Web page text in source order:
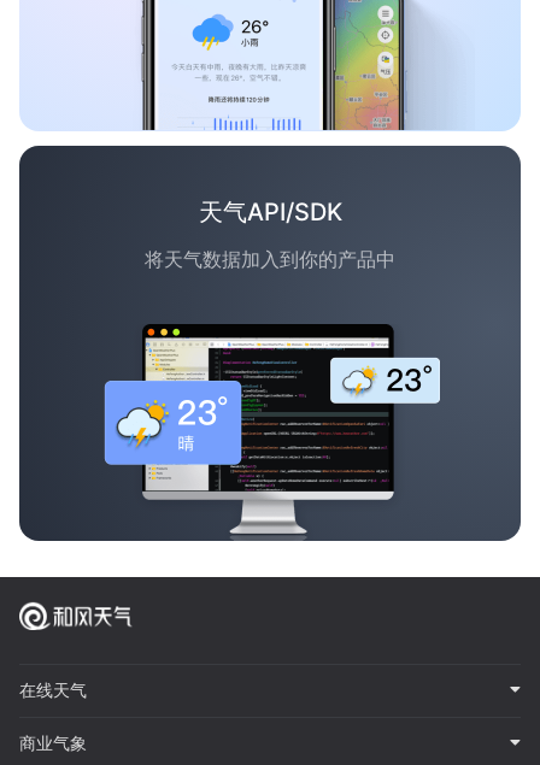
天气API/SDK
将天气数据加入到你的产品中
在线天气
商业气象